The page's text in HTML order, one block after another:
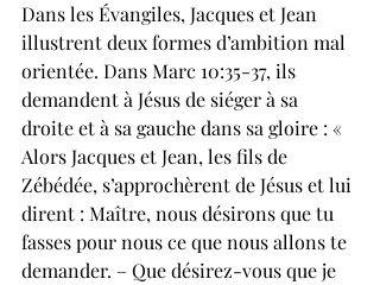
Dans les Évangiles, Jacques et Jean
illustrent deux formes d’ambition mal
orientée. Dans Marc 10:35-37, ils
demandent à Jésus de siéger à sa
droite et à sa gauche dans sa gloire : «
Alors Jacques et Jean, les fils de
Zébédée, s’approchèrent de Jésus et lui
dirent : Maître, nous désirons que tu
fasses pour nous ce que nous allons te
demander. – Que désirez-vous que je